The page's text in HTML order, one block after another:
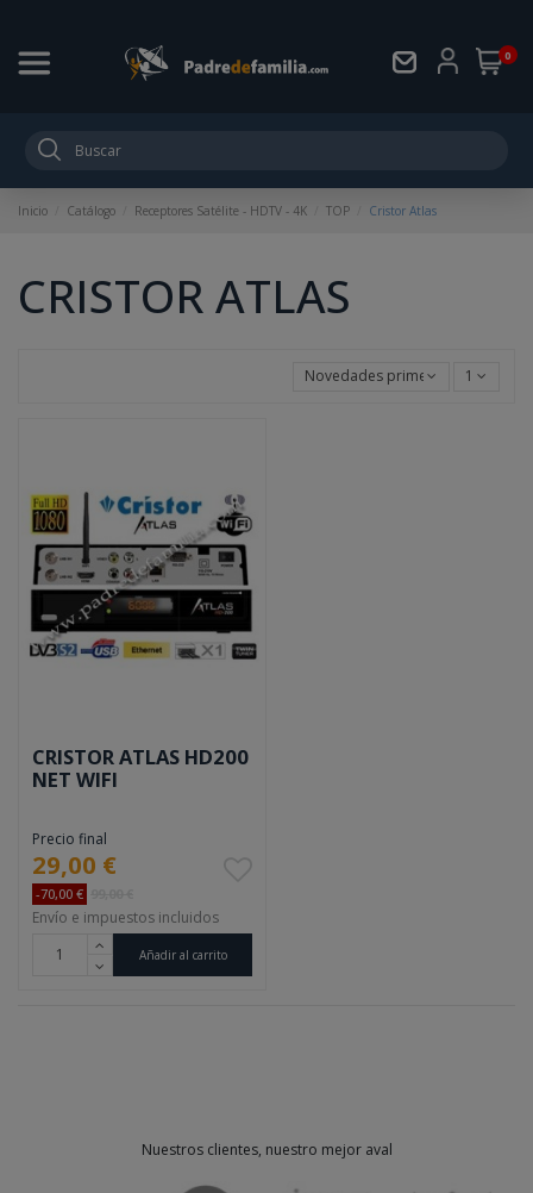
0
Inicio Catálogo Receptores Satélite - HDTV - 4K TOP Cristor Atlas
CRISTOR ATLAS
Novedades primero 1
CRISTOR ATLAS HD200
NET WIFI
Precio final
29,00 €
-70,00 €
Envío e impuestos incluidos
Añadir al carrito
Nuestros clientes, nuestro mejor aval